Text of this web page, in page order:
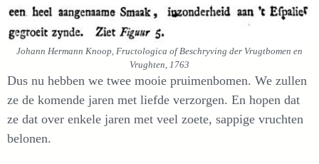
Johann Hermann Knoop, Fructologica of Beschryving der Vrugtbomen en
Vrughten, 1763
Dus nu hebben we twee mooie pruimenbomen. We zullen
ze de komende jaren met liefde verzorgen. En hopen dat
ze dat over enkele jaren met veel zoete, sappige vruchten
belonen.